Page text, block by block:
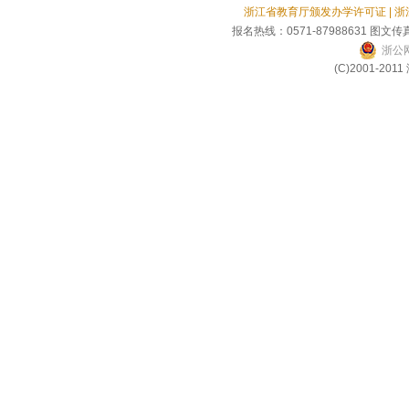
浙江省教育厅颁发办学许可证 |
报名热线：0571-87988631 图文传
浙公
(C)2001-2011